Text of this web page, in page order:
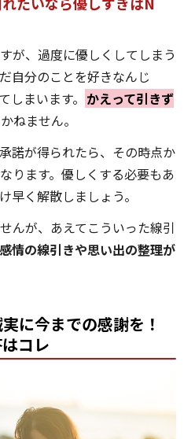
が、過度に優しくしてしまう
自分のことを好きなんじ
まいます。 かえって引きず
ねません。
諾が得られたら、その時点か
ります。優しくする必要もあ
早く解散しましょう。
んが、あえてこういった線引
情の線引きや思い出の整理が
に今までの感謝を！
コレ